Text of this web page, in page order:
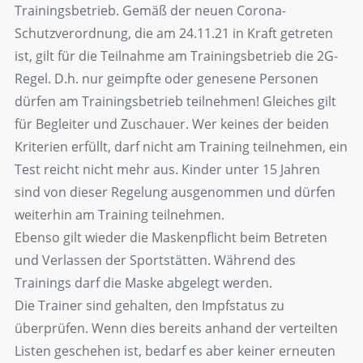
Trainingsbetrieb. Gemäß der neuen Corona-
Schutzverordnung, die am 24.11.21 in Kraft getreten
ist, gilt für die Teilnahme am Trainingsbetrieb die 2G-
Regel. D.h. nur geimpfte oder genesene Personen
dürfen am Trainingsbetrieb teilnehmen! Gleiches gilt
für Begleiter und Zuschauer. Wer keines der beiden
Kriterien erfüllt, darf nicht am Training teilnehmen, ein
Test reicht nicht mehr aus. Kinder unter 15 Jahren
sind von dieser Regelung ausgenommen und dürfen
weiterhin am Training teilnehmen.
Ebenso gilt wieder die Maskenpflicht beim Betreten
und Verlassen der Sportstätten. Während des
Trainings darf die Maske abgelegt werden.
Die Trainer sind gehalten, den Impfstatus zu
überprüfen. Wenn dies bereits anhand der verteilten
Listen geschehen ist, bedarf es aber keiner erneuten